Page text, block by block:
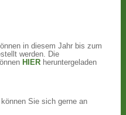
in diesem Jahr bis zum
werden. Die
HIER heruntergeladen
Sie sich gerne an